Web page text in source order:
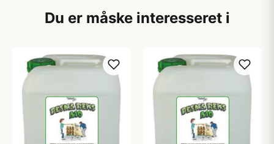
Du er måske interesseret i